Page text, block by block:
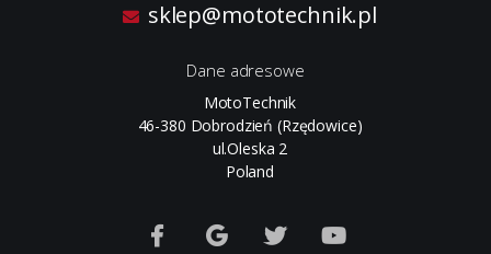
sklep@mototechnik.pl
Dane adresowe
MotoTechnik
46-380 Dobrodzień (Rzędowice)
ul.Oleska 2
Poland